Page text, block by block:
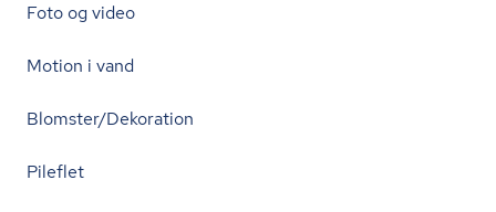
Foto og video
Motion i vand
Blomster/Dekoration
Pileflet